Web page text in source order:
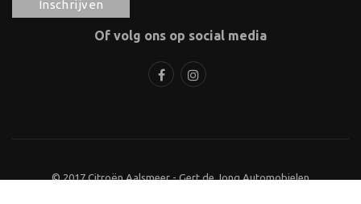
Of volg ons op social media
© 2017 Citroën Aalsmeer - Gert de Jong Automobielen